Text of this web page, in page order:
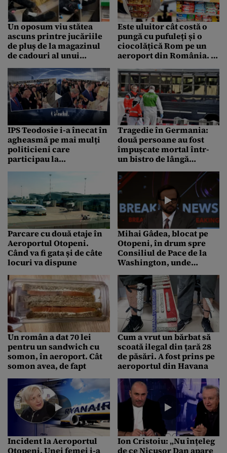
Un oposum viu stătea
ascuns printre jucăriile
de pluș de la magazinul
de cadouri al unui
Este uluitor cât costă o
pungă cu pufuleți și o
ciocolățică Rom pe un
aeroport din România. Ai
lux
IPS Teodosie i-a înecat în
agheasmă pe mai mulți
politicieni care
participau la
terminal al aeroportului
Kogălniceanu
Tragedie în Germania:
două persoane au fost
împușcate mortal într-
un bistro de lângă
Parcare cu două etaje în
Aeroportul Otopeni.
Când va fi gata și de câte
locuri va dispune
Mihai Gâdea, blocat pe
Otopeni, în drum spre
Consiliul de Pace de la
Washington, unde
Dan va fi prezent
Un român a dat 70 lei
pentru un sandwich cu
somon, în aeroport. Cât
somon avea, de fapt
Cum a vrut un bărbat să
scoată ilegal din țară 28
de păsări. A fost prins pe
aeroportul din Havana
Incident la Aeroportul
Otopeni. Unei femei i-a
Ion Cristoiu: „Nu înțeleg
de ce Nicușor Dan apare